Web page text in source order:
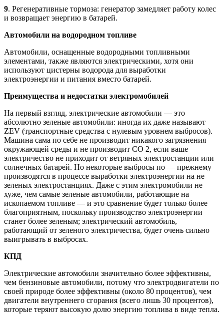
9. Регенеративные тормоза: генератор замедляет работу колес
и возвращает энергию в батарей.
Автомобили на водородном топливе
Автомобили, оснащенные водородными топливными
элементами, также являются электрическими, хотя они
используют цистерны водорода для выработки
электроэнергии и питания вместо батарей.
Преимущества и недостатки электромобилей
На первый взгляд, электрические автомобили — это
абсолютно зеленые автомобили: иногда их даже называют
ZEV (транспортные средства с нулевым уровнем выбросов).
Машина сама по себе не производит никакого загрязнения
окружающей среды и не производит CO 2, если ваше
электричество не приходит от ветряных электростанции или
солнечных батарей. Но некоторые выбросы по — прежнему
производятся в процессе выработки электроэнергии на не
зеленых электростанциях. Даже с этим электромобили не
хуже, чем самые зеленые автомобили, работающие на
ископаемом топливе — и это сравнение будет только более
благоприятным, поскольку производство электроэнергии
станет более зеленым; электрический автомобиль,
работающий от зеленого электричества, будет очень сильно
выигрывать в выбросах.
КПД
Электрические автомобили значительно более эффективны,
чем бензиновые автомобили, потому что электродвигатели по
своей природе более эффективны (около 80 процентов), чем
двигатели внутреннего сгорания (всего лишь 30 процентов),
которые теряют высокую долю энергию топлива в виде тепла.